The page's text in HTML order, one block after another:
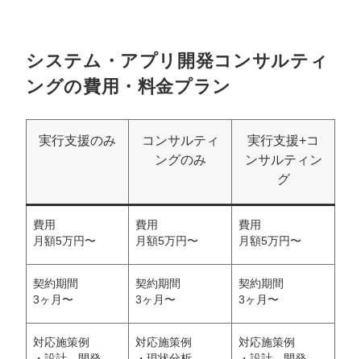
システム・アプリ開発コンサルティ
ングの費用・料金プラン
実行支援のみ
コンサルティ
ングのみ
実行支援+コ
ンサルティン
グ
費用
月額5万円〜
費用
月額5万円〜
費用
月額5万円〜
契約期間
3ヶ月〜
契約期間
3ヶ月〜
契約期間
3ヶ月〜
対応施策例
対応施策例
対応施策例